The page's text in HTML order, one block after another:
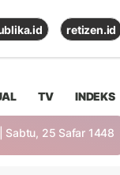
retizen.id
TV INDEKS
| Sabtu, 25 Safar 1448